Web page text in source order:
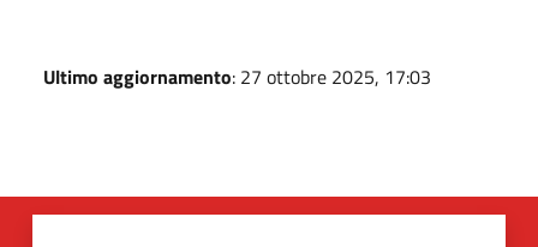
Ultimo aggiornamento: 27 ottobre 2025, 17:03